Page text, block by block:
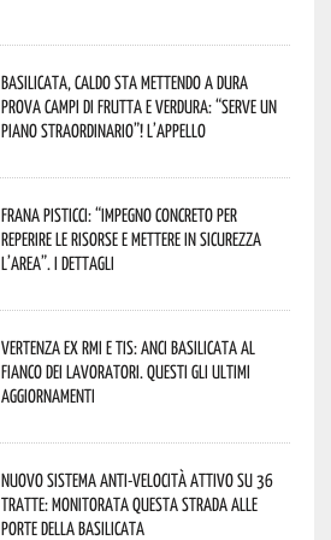
Basilicata, caldo sta mettendo a dura
prova campi di frutta e verdura: “Serve un
piano straordinario”! L’appello
Frana Pisticci: “Impegno concreto per
reperire le risorse e mettere in sicurezza
l’area”. I dettagli
Vertenza ex RMI e TIS: ANCI Basilicata al
fianco dei lavoratori. Questi gli ultimi
aggiornamenti
Nuovo sistema anti-velocità attivo su 36
tratte: monitorata questa strada alle
porte della Basilicata